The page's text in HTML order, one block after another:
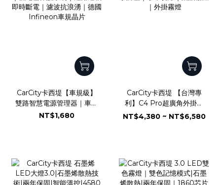
CarCity卡西堤【車規級】
雙路智慧電源管理器｜車用
電源管理模組｜雙路輸出
NT$1,680
CarCity卡西堤 【台灣專
利】C4 Pro超廣角外掛式
魚眼霧燈｜兩年保固｜
NT$4,380 ~ NT$6,580